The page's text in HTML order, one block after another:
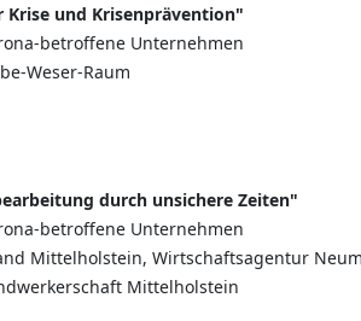
und Krisenprävention"
betroffene Unternehmen
Weser-Raum
durch unsichere Zeiten"
betroffene Unternehmen
Mittelholstein, Wirtschaftsagentur
Mittelholstein